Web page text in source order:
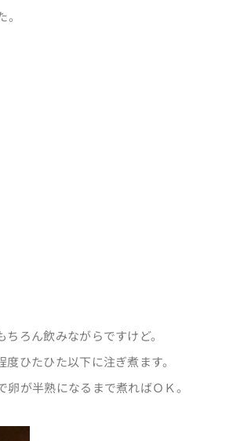
ろん飲みながらですけど。
ひたひた以下に注ぎ煮ます。
が半熟になるまで煮ればＯＫ。